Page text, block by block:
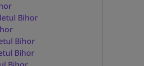
Bihor
Bihor
Bihor